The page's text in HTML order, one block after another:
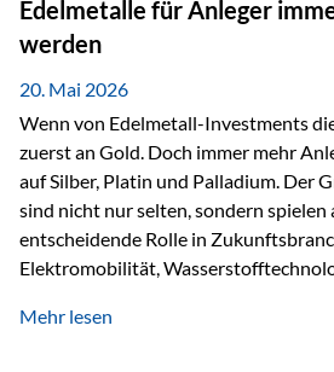
Spannungen und ein schleichender
ungedeckte Papierwährungen. Wie
Vertrauensverlust ausfällt, zeigt ein
Edelmetalle für Anleger
werden
20. Mai 2026
Wenn von Edelmetall-Investments
zuerst an Gold. Doch immer mehr
auf Silber, Platin und Palladium. Der
sind nicht nur selten, sondern spielen
entscheidende Rolle in
Elektromobilität,
Faktoren für Investoren – begrenztes
Mehr lesen